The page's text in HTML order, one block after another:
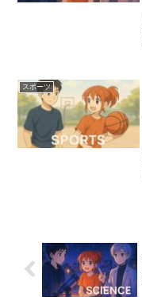
スポーツ